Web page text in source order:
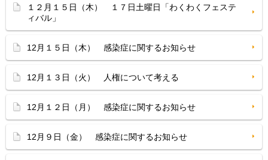
１２月１５日（木） １７日土曜日「わくわくフェステ
ィバル」
12月１５日（木） 感染症に関するお知らせ
12月１３日（火） 人権について考える
12月１２日（月） 感染症に関するお知らせ
12月９日（金） 感染症に関するお知らせ